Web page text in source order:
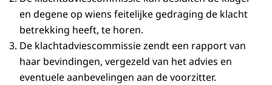
en degene op wiens feitelijke gedraging de klacht
betrekking heeft, te horen.
De klachtadviescommissie zendt een rapport van
haar bevindingen, vergezeld van het advies en
eventuele aanbevelingen aan de voorzitter.